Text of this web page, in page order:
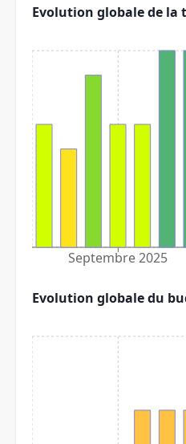
Evolution globale de la
Septembre 2025
Evolution globale du